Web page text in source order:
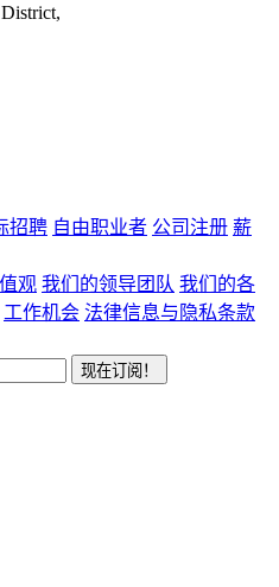
招聘 自由职业者 公司注册 薪
观 我们的领导团队 我们的各
工作机会 法律信息与隐私条款